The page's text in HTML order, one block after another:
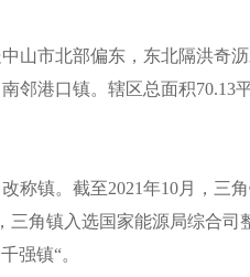
山市北部偏东，东北隔洪奇
邻港口镇。辖区总面积70.13
称镇。截至2021年10月，三
三角镇入选国家能源局综合
强镇“。